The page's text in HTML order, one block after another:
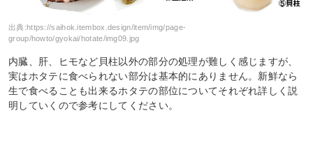
出典:https://saihok.itembox.design/item/img/page-
group/howto/gyokai/hotate/img09.jpg
内臓、肝、ヒモなど貝柱以外の部分の処理が難しく感じますが、
実はホタテに食べられない部分は基本的にありません。新鮮なら
生で食べることも出来るホタテの部位についてそれぞれ詳しく説
明していくので参考にしてください。